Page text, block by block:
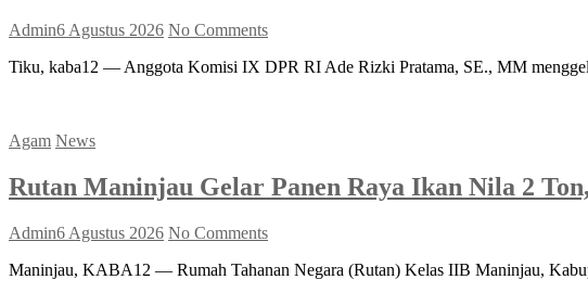
Admin6 Agustus 2026 No Comments
Tiku, kaba12 — Anggota Komisi IX DPR RI Ade Rizki Pratama, SE., MM
Agam News
Rutan Maninjau Gelar Panen Raya Ikan Nila 2
Admin6 Agustus 2026 No Comments
Maninjau, KABA12 — Rumah Tahanan Negara (Rutan) Kelas IIB Maninjau,